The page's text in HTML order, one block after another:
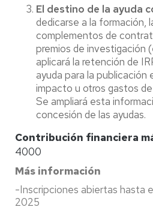
El destino de la ayuda
dedicarse a la formación,
complementos de
premios de investigación
aplicará la retención de
ayuda para la publicación
impacto u otros gastos
Se ampliará esta
concesión de las ayudas.
Contribución financiera
4000
Más información
-Inscripciones abiertas hasta
2025